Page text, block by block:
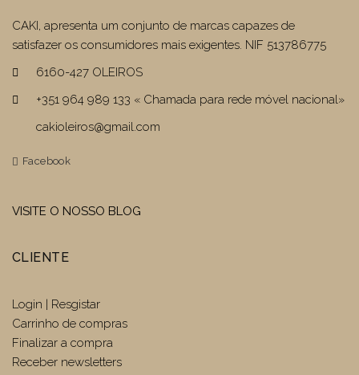
CAKI, apresenta um conjunto de marcas capazes de
satisfazer os consumidores mais exigentes. NIF 513786775
6160-427 OLEIROS
+351 964 989 133 « Chamada para rede móvel nacional»
cakioleiros@gmail.com
Facebook
VISITE O NOSSO BLOG
CLIENTE
Login | Resgistar
Carrinho de compras
Finalizar a compra
Receber newsletters